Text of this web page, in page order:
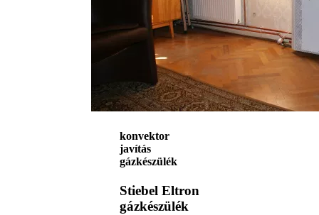
konvektor
javítás
gázkészülék
Stiebel Eltron
gázkészülék